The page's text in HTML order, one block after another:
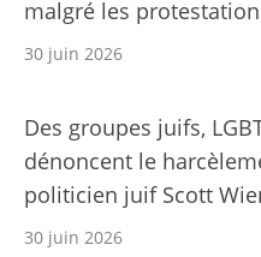
malgré les
30 juin 2026
Des groupes juifs,
dénoncent le
politicien juif Scott
30 juin 2026